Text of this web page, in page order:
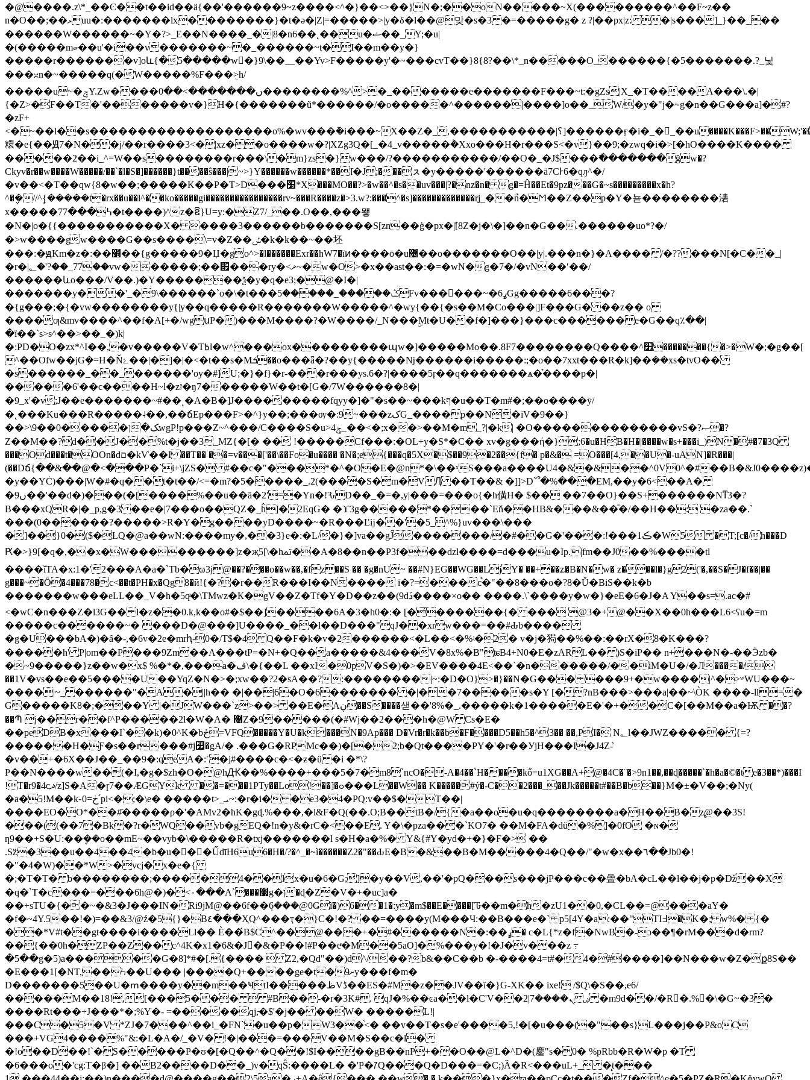
�@����.z\*_��Ͼ��t��id��ӓ{��'������9~z����<^�}��<>��}N�;��oN�����~X(���������^��F~z��
n�O��;��ޅuu�:�������lx��������}�t�ǝ�|Z|=�����>|y�δ�l��@맞�s�3 �=�����g� z ?|��px|z: �|s���]_}��_��
������W������~�Y�?>_E��N����_�|8�n6��˛��u�ޝ��_Y;�u|
�(�����mބ��u'�i��v�������~�_������~t�I��m��y�}
�����r�������v]oև{�5�����w�}9\��__��Yv>F�����y'�~���cvT��}8{8?��\*_n�����O_������{�5�������.?_닟
���ᳲn�~�����q(�W�����%F���ܴ>h/
�����u~�ݼY.Zw����ں�������>��0��������%^>�_�������e�������F���~t:�gZs|X_�T����A���\.�|
{�Z>�F��T�'�������v�}H�{�������ũ*������/�o�����^������ͬ|����]o��_W/�y�"j�~g�n��G���a]�#?
�zF+
<�~��l��s�������������������o%�wv���݉�i���~X��Z�_,�����������|؟]������ӻ�i�_�_��u����K���F>��W;'�ɬ(��
糫�e{��Ԭ7�N��j/��r����3<�|xz��o����w�?|XZg3Q�[_�4_v�����݃�Xxo���H�r���S<�v}��9;�zwq�i�>[�hO����K����
�����2��i_^=W��s��������r���\�m}zs�}w���/?�����������/��O�_�J$���߯�������ğw�?
Ckyv�r��w����W�����/��`�l�S�]������}t����ŝ���|~>}Y������w������*��lֿ�J;���ㇲ�y�����'������ӓ7CͰ6�qԓ^�/
�v��<�T��qw{8�w��;�����K��P�T>D���׽*X���MO��?>�w��^�s��uv���|?�nz�n� g�=Ĥ��Et�9pz���G�~s���������x�h?
^�݆�//^{�͙����t�rx��u��l^��ko�����gi����������������rv~���R����z�>3.w?:���^�s]�������������rֻj_��߯n�Ϻ��Z��p�Y�뇯��������湱
x�����7߆���7�t����)^z�ឱ}U=؜y:�Z7/_��.O��,���뫻
�N�|o�{{�����������X� ����3������b�������S[zn��ģ�px�ܽ|[8Z�j�\�]��n�G��.������uο*?�/
�>w����gw����G��s����\=v�Z��ݽ�k�k��~��坯
���:�ԭKm�z�:��׽��{g�����9�Џ�go^>�l������Exr��hW7�їͷ����ō�u޴��o�������O��|y|.���n�}�A���� /�??���N[�C��_|
�r�|؂�'?��_77��vw������;��׏���ry�<ޜ~�w�O>�x��ast��:�=�wN�g�7�/�vN��ʹ��/
������ևo���/V��.)�Y�������ѯ�y�q�e3;�@�I�|
�������y��'_�9\������`o�\�t���ݣ�����_�����5Fv������~ߩ6�؜Gg�����6���?
�{g���;�{�vw��������y{|y��q�����R�������W�����^�wy{��{�s��M�Co���|]F���G� ��z�� o
����ƣ&mv����^��f�A[+�/wgսP�)���M����?�W����/_N���ۣMt�U��f�]���}���c������e�G��q٪��|
�ї��`s>s^��>��_�)k|
�:PD�Ό�zx*^I��,�v�����V�T߿l�w^���ox���������պw�]�����Mo��.8F7��������Q����^׾�������{�>�W�;�g��[
^��Ofw��jGܻ�=H�Ňۓ��|�]�|�<�t��s�Mܭ��o�͏��ǟ�?��y{�����ǋ������i�����:;�o��7хxt���R�k]��ܼ��xs�tvO��
�s������_��_������'oy�#]U;�}�f}�r-���r���ys.6�?|����5ŗ��q�������ѧ�͛����p�|
�����6'��ϲ����H~l�zז�ŋ7������W��t�[G�/7W������8�|
�9_x'�v;J��e�������~#��˻�A�B�]J���������fqyy�]�"�s��~���kף�u��T�m#�;��o����ӯ/
�˛���Ku���R�����˨��,��ճEp���F>�^}y��;���ѹ�:9~���zکG_����p��N�ïV�9��}
��>\9��0�����ﮏ�ןwgP!p���Z~^���/C����S�u>ݯ4_��<�;x��>��M�m_?|�k| �O��������������vS�?ޞ�?
Z��M��?ۢd��J��%t�j��3_MZ{�[� �� !�����Cf���:�OL+y�S*�C�� xv�g���ή�};6�u�HB�H�|����w�s+���ï_)N�#�7�3Q
���Od���t�OOn�dם�kѴ��I ��T�� ��=v���['��\��Fo�u���� �N�;e{���q�5X�$��9�2��{f� p�&� =O���[4,��U�-uAN]�R���|
(��Dճ{��&��@�<���P�`i+\jZS�
�y��YĊ)���|W�#�q��t�t��/<=�m?�5�����_.2(����S�m�VԮ ��T��& �]]>D`՞�%���EM,��y�6<��A�
�9ں��'��d�)���(�[����%��u��ȁ�2'=�Yn�!ԄD��_�=�,y|���=���o{�h僙H� $�� ��7��O}��S+������Nͳ3�?
B���xQR�|�_p,g�3 ��e�|7���o��QZ�_ĥ]�2EqG� �ϒ3g�����*����`Eň��HB&���&��ͤ�/��H��: �za��.`
���(0������?�����>R�Y�g����yD����~�R���Ľĳ��'�5_^%}uv���\���
�]��}0�($�LQ�@a��wN:����my�,��3}e�:�L/�}�]va��gĴ�������/�#��G�'���:!���ڪ1�W5 �T;[c�/h���D
Ԗ�>}9[�q�,��x�W���������]z�җ5[\�hﲤ��A�8��n��P3f���ǳl����=d���u�Ip.|fm��J0��%����tl
����ǐTA�x:1�'2���A�a�`Tb�ϖ3j@��?���o��w��,�fz��S �� �g�nU~ ��#N}EG��WG��LjY� ��+��ʑ�B�N�w� z���l�}g2('�,��S�J�f��|��
g���~�Ȫ�4���78�c<��t�PH�x�Qg8�ӣ!{�?�r��R���I��N���� i�?=���c֯�"��8���o�?8�Ǔ�BiS��k�b
�������w���eLL��_V�h�5qͤ�\TMwz�Ҟ�gV��Z�Tf�Y�D��z��(9dڏ����×o�� ����.\`����y�w�}�eE�6�J�A Y��s=.ac�#
<�wC�n���Z�l3G�� l�z��0.k,k��o#�$��]����6A�3�h0�:� [�̉������{� ��� @3�+@��X��0h���L6<ʕu�=m
�����c������~� ���D�@���]U����_��l��D���"qJ��xrw���=��#Ԃb����
�g�U���bA�)�ȃ�-,�6v�2e�mrԧ-0�/T$�4 Q��F�k�v�2������<�L��<�%ʵ�2� v�j�㺃��%��:��rX�8�K���?
�����h' P|om��P���9Zm��A���tP=�N+�Ԛ��а�����&4���V�8x%�B"ʨB4+N0�E�zARL�� )S�iP�� n+���N�-��Ӭzb�
�~9�����}z��w�x$ %�*�,���a�ڤ\�{��L ��xI�0pV�S�)�>�EV����4E<��`�n������/��iM�U�/�Л����/
��1V�vs��e��5����U��YqZ�N�>�;xw��?2�sА��?:��������|~:�D�O}>�}��N�G��� ���9+�w����|^�>ʷWU���~
����|~_ ������"�A�||h�� �|��|6�O�6������� �|��7�����s�Y [�?nB���>���a|��~\ÒK ����-ll=�
G�����K8�;���Y |�JW���`z>��> ��E�Aڹ��S����샏��'8%�_.�����k�1�����E�'�+��C�[��M��a�Ѭ ��?
��Պ j��r��f^P�����2l�W�A� ޴Z�9�����(�#Wj��2���h�@W Cs�E�
��peDB�x���I`��k)�0^K�bڂ=VFQ�����Y�U�k���N�9Ap��� D�Vr�r�k��b�F����D5��h5�^3�� ��,PI� N؂l��JWZ����� {=?
������H�Ƒ�s��r���#j꯿�gA/� .���G�RPMc��)�[�2;b�Qt����PY�'�r��УjH���I�J4Z-̾
�v��+�6X��J��_��9�:qeA�:˹�j#����c�<�ƶ�ü �i �*\?
P��N����w��(�I,�g�$zh�O�@hԪ��%����+���5�7�m8`ncO�-A�4��`H����kő=u1XG��A+@�4C�¨�>9n1��,��ɖ�����`�h�a�©�te�3��*)���I
!T�r9�4cޛ/z]S�A�ɼ7��ӔGYk ��=���1PTy��Lo!��]�ߋ���L��W�� K�����#ý�-C��2���_��Jk�����t#��B�b��}M�±�V��;�Ny(
�a�5!M��k֊ڂ=0՛pi<�;�\e� �����t>_ܝ~:�r�i� �e3�4�PQ:v��$�T��|
����EO�O*��#̂�����ρ�'�AMv2�hK�gɖ.%���,�l&F�Q(��.O;B��tB�/{�a��o�u�q��������a�H��B�z̢@��3S!
���((��7�Bk�?r�WQ��vb�gEQ�!n�y&�rC�<��E. Y�\�pza���`KO7� ��M�FA�dü�%]�0fO �ɴ�
ƞ9��+S�U:��ܷ��o��mE~��vyb�\�����R�txj�������l s�H�a�%� Y&{#Y�yd�+�}�F�> ��
.Sz̈�3��u��4��4�b�u��ٍ�ŰdīH6u6�H�/?�^_�~ì������Z2�"��ԂE�B�&��B�M�����4�Q��/"�w�x��٦��Jb0�!
�"�4�W)��*W>�vcj�x�e�{
�;�T�T� b��������;�����4��lx�u�6�G;̾]�y��V,��'�pQ���s���jP���c��曡�bA�cL��l��j�p�ǅ��X
�q�`T�c���=���6h@�)�<٠���A`���׷g�ן�ɖ�Z�V�+�uc]a�
��+sTU�{��~�&3�J���IN�Ri9jM@��6f��ܼ6���@0Ǥĩ�)6��1�:y�m$��E����[Ԏ��m�h�zU1��0,�CL��=@���aΥ�
�f�~4Y.5��!�)=��&3/@ź�5{}�B٤���ҲQ^���ҭ�}C�!�? ��=����y(M���Ч:��B���e�` p5[4Y�a:��"TI߃�K�; w%� {�
��*V#t��gt����i����Ll�� È��́B$C^��@���+�#������N�:��ߩ� c�L{*z�f�NwB�-ɔ��¶�rM���d�rm?
��{��0h�ZP��Z��c^4K�x1�6&�J�&�P��!#P��eͤ�M��5aO]�%���y�!�J�v���z ߹
�5��g�5)a�����G�8]*#�[.{����  Z2,�Qd"��)d^/��?b&��C��b �-����4=t#�4�#����]��N���w�Z�ք8S��
�E���1[�NT,��Ϟ��U��� |����Q+����ge�t�9ށу���f�m�
D�������5��U�ՠ����y��m��ҸtI�����ظVڈ��ES�#M�z��JV��ȉ�}G-XK�� ixe! /$Q\�S��,e6/
�����M��18!,[���5���  #B��-�r�3K#. qJ�%��ͼa��l�C'Vܢ����7|2�� � ۻm9d��/�R�.%�\�G~�3�
����Rt���+J���*�;%Y�- =�����qj,̵�$'�j�� ��W� �����L!|
���C�5�V *ZJ�7���^��i_�FN`�u��p�W3��֨<� ��v��T�s�e'����5,!�[�u���(�"��s}L���j��P&oC
���+VG4����%"&:�L�A�/_�V� !�|���=���V��M�S��c�l�
�!o��D��!`�S�����P�ʊ�[�Q��^�Q��!$I����gB��nP+��O��@L�^D�(鏖"s�0� %pRbb�R�W�p �T
�6���o�'cg:T�β�] ��B2����D��_)v�qŜ:����L� �'P�ꡱQ���Q�D���=�C;)Ȁ�R<���uL+_ �̨t���